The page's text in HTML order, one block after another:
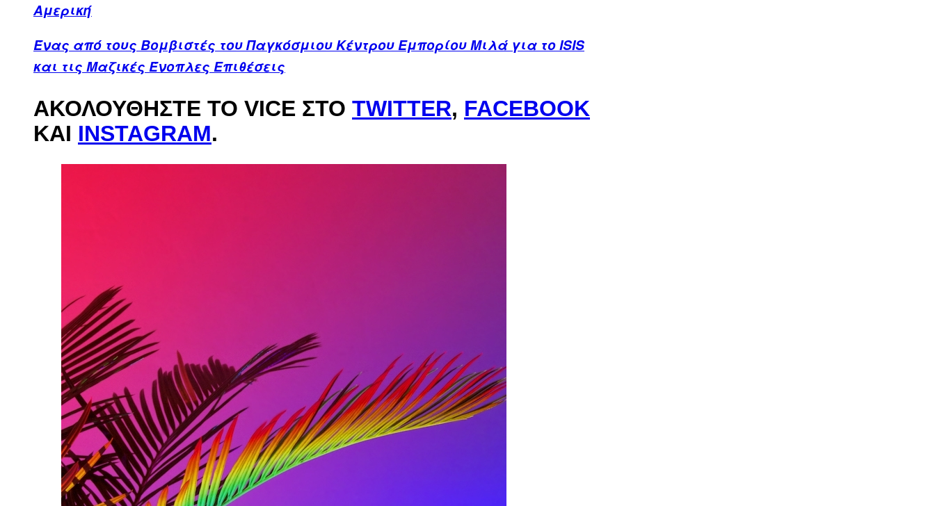
Αμερική
Ένας από τους Βομβιστές του Παγκόσμιου Κέντρου Εμπορίου Μιλά για το ISIS
και τις Μαζικές Ένοπλες Επιθέσεις
ΑΚΟΛΟΥΘΉΣΤΕ ΤΟ VICE ΣΤΟ TWITTER, FACEBOOK
ΚΑΙ INSTAGRAM.